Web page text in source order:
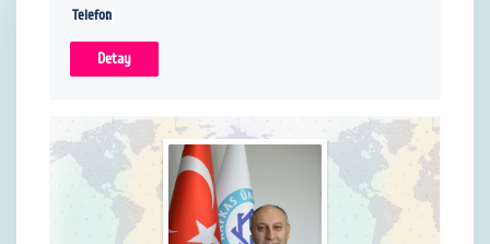
Telefon
Detay